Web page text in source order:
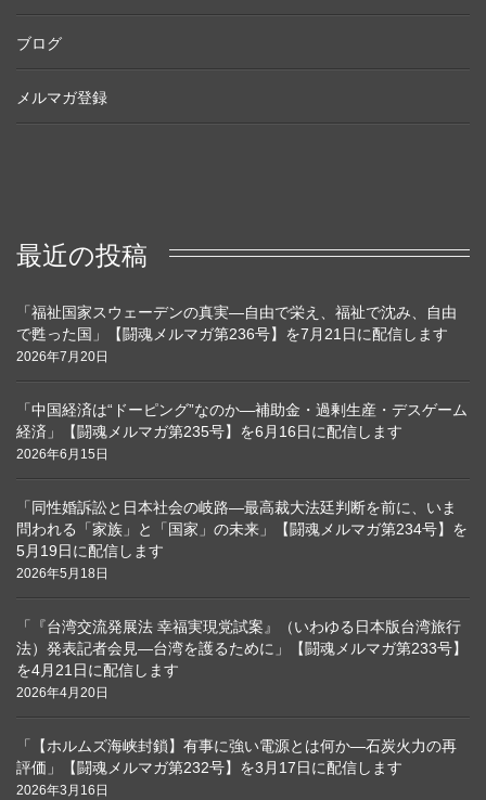
ブログ
メルマガ登録
最近の投稿
「福祉国家スウェーデンの真実―自由で栄え、福祉で沈み、自由
で甦った国」【闘魂メルマガ第236号】を7月21日に配信します
2026年7月20日
「中国経済は“ドーピング”なのか―補助金・過剰生産・デスゲーム
経済」【闘魂メルマガ第235号】を6月16日に配信します
2026年6月15日
「同性婚訴訟と日本社会の岐路―最高裁大法廷判断を前に、いま
問われる「家族」と「国家」の未来」【闘魂メルマガ第234号】を
5月19日に配信します
2026年5月18日
「『台湾交流発展法 幸福実現党試案』（いわゆる日本版台湾旅行
法）発表記者会見―台湾を護るために」【闘魂メルマガ第233号】
を4月21日に配信します
2026年4月20日
「【ホルムズ海峡封鎖】有事に強い電源とは何か―石炭火力の再
評価」【闘魂メルマガ第232号】を3月17日に配信します
2026年3月16日